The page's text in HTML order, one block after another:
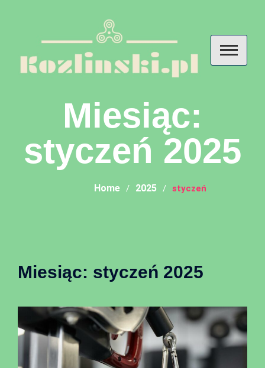
diecie, odżywianiu i
suplementach
Miesiąc:
styczeń 2025
Home 2025 styczeń
Miesiąc: styczeń 2025